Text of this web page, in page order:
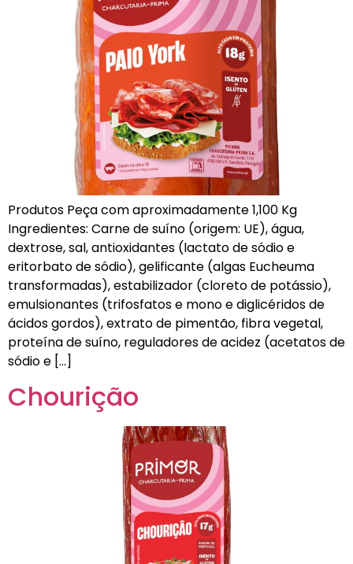
Produtos Peça com aproximadamente 1,100 Kg
Ingredientes: Carne de suíno (origem: UE), água,
dextrose, sal, antioxidantes (lactato de sódio e
eritorbato de sódio), gelificante (algas Eucheuma
transformadas), estabilizador (cloreto de potássio),
emulsionantes (trifosfatos e mono e diglicéridos de
ácidos gordos), extrato de pimentão, fibra vegetal,
proteína de suíno, reguladores de acidez (acetatos de
sódio e […]
Chourição